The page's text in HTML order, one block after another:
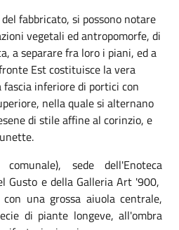
fabbricato, si possono notare
vegetali ed antropomorfe, di
a separare fra loro i piani, ed a
Est costituisce la vera
inferiore di portici con
nella quale si alternano
di stile affine al corinzio, e
sede dell'Enoteca
Gusto e della Galleria Art '900,
una grossa aiuola centrale,
di piante longeve, all'ombra